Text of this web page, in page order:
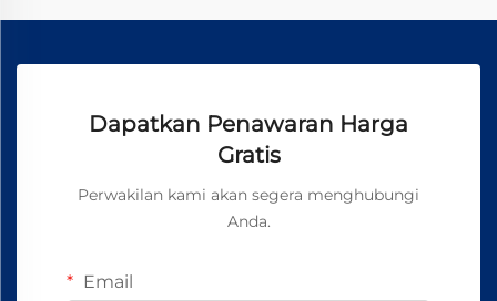
Dapatkan Penawaran Harga
Gratis
Perwakilan kami akan segera menghubungi
Anda.
Email